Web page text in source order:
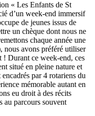
« Les Enfants de St
d’un week-end immersif
de jeunes issus de
un chèque dont nous ne
chaque année une
nous avons préféré utiliser
! Durant ce week-end, ces
situé en pleine nature et
par 4 rotariens du
mémorable autant en
eu droit à des récits
au parcours souvent